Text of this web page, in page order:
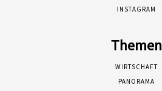
INSTAGRAM
Themen
WIRTSCHAFT
PANORAMA